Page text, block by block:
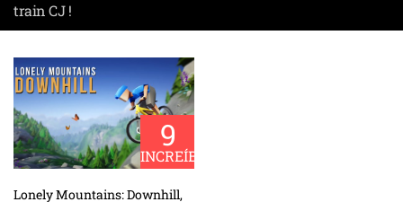
train CJ !
9
INCREÍBLE
Lonely Mountains: Downhill,